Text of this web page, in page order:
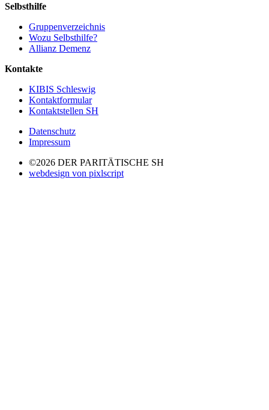
Selbsthilfe
Gruppenverzeichnis
Wozu Selbsthilfe?
Allianz Demenz
Kontakte
KIBIS Schleswig
Kontaktformular
Kontaktstellen SH
Datenschutz
Impressum
©2026 DER PARITÄTISCHE SH
webdesign von pixlscript